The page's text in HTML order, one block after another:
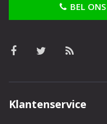
BEL ONS
Klantenservice